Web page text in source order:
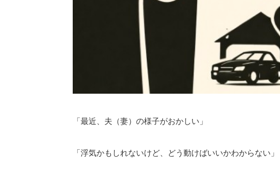
「最近、夫（妻）の様子がおかしい」
「浮気かもしれないけど、どう動けばいいかわからない」